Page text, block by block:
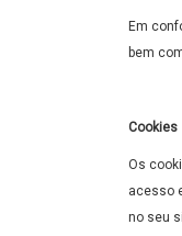
Em
bem
Cookies
Os
acesso
no seu